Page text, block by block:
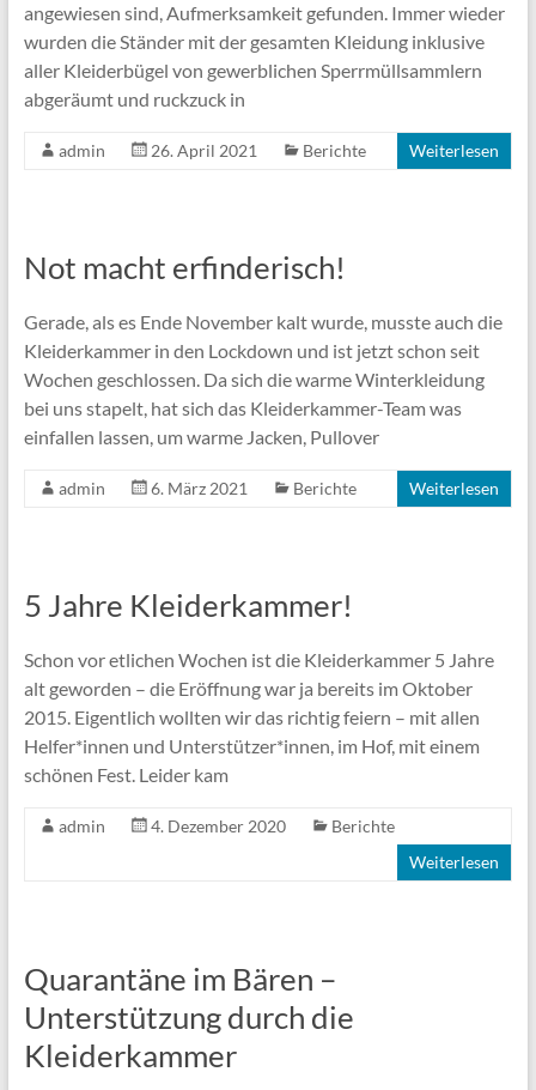
angewiesen sind, Aufmerksamkeit gefunden. Immer wieder
wurden die Ständer mit der gesamten Kleidung inklusive
aller Kleiderbügel von gewerblichen Sperrmüllsammlern
abgeräumt und ruckzuck in
admin 26. April 2021 Berichte Weiterlesen
Not macht erfinderisch!
Gerade, als es Ende November kalt wurde, musste auch die
Kleiderkammer in den Lockdown und ist jetzt schon seit
Wochen geschlossen. Da sich die warme Winterkleidung
bei uns stapelt, hat sich das Kleiderkammer-Team was
einfallen lassen, um warme Jacken, Pullover
admin 6. März 2021 Berichte Weiterlesen
5 Jahre Kleiderkammer!
Schon vor etlichen Wochen ist die Kleiderkammer 5 Jahre
alt geworden – die Eröffnung war ja bereits im Oktober
2015. Eigentlich wollten wir das richtig feiern – mit allen
Helfer*innen und Unterstützer*innen, im Hof, mit einem
schönen Fest. Leider kam
admin 4. Dezember 2020
Berichte
Weiterlesen
Quarantäne im Bären –
Unterstützung durch die
Kleiderkammer